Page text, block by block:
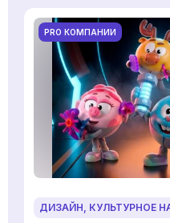
PRO КОМПАНИИ
ДИЗАЙН, КУЛЬТУРНОЕ